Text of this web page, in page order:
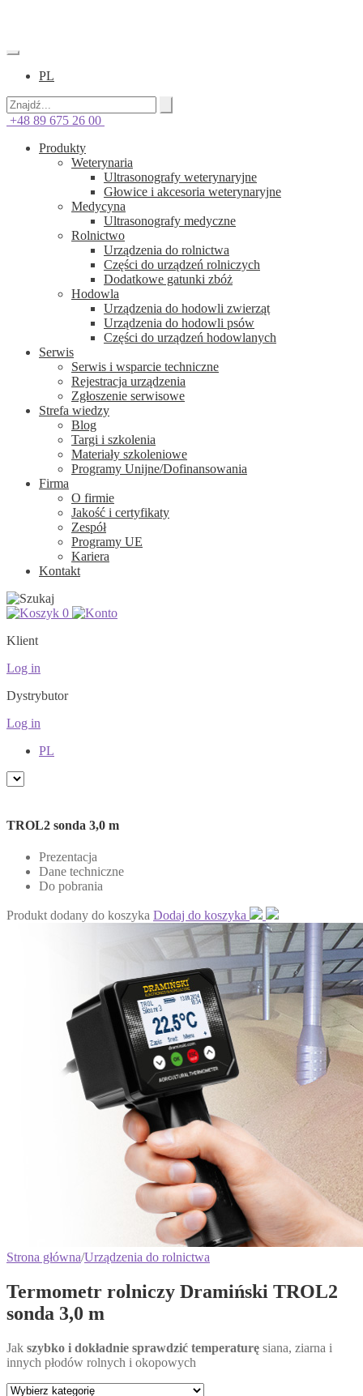
PL
+48 89 675 26 00
Produkty
Weterynaria
Ultrasonografy weterynaryjne
Głowice i akcesoria weterynaryjne
Medycyna
Ultrasonografy medyczne
Rolnictwo
Urządzenia do rolnictwa
Części do urządzeń rolniczych
Dodatkowe gatunki zbóż
Hodowla
Urządzenia do hodowli zwierząt
Urządzenia do hodowli psów
Części do urządzeń hodowlanych
Serwis
Serwis i wsparcie techniczne
Rejestracja urządzenia
Zgłoszenie serwisowe
Strefa wiedzy
Blog
Targi i szkolenia
Materiały szkoleniowe
Programy Unijne/Dofinansowania
Firma
O firmie
Jakość i certyfikaty
Zespół
Programy UE
Kariera
Kontakt
0
Klient
Log in
Dystrybutor
Log in
PL
TROL2 sonda 3,0 m
Prezentacja
Dane techniczne
Do pobrania
Produkt dodany do koszyka Dodaj do koszyka
Strona główna/Urządzenia do rolnictwa
Termometr rolniczy Dramiński TROL2
sonda 3,0 m
Jak szybko i dokładnie sprawdzić temperaturę siana, ziarna i
innych płodów rolnych i okopowych